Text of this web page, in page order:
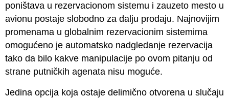
poništava u rezervacionom sistemu i zauzeto mesto u
avionu postaje slobodno za dalju prodaju. Najnovijim
promenama u globalnim rezervacionim sistemima
omogućeno je automatsko nadgledanje rezervacija
tako da bilo kakve manipulacije po ovom pitanju od
strane putničkih agenata nisu moguće.
Jedina opcija koja ostaje delimično otvorena u slučaju